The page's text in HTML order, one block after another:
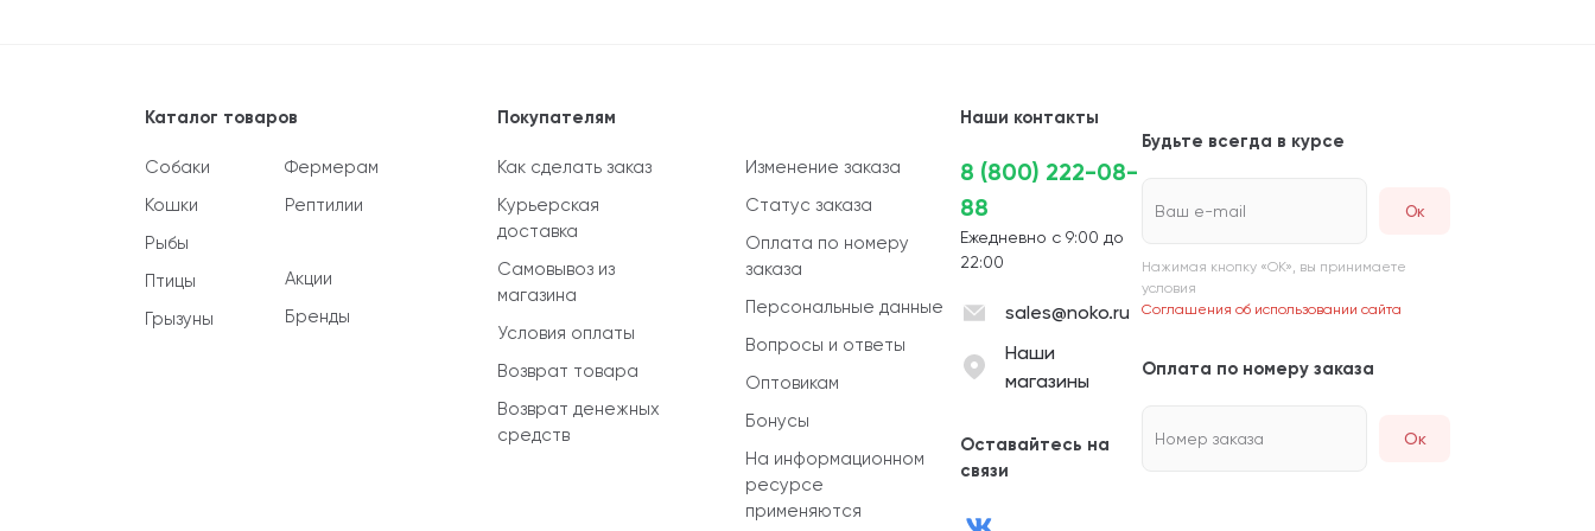
Каталог товаров
Собаки
Кошки
Рыбы
Птицы
Грызуны
Фермерам
Рептилии
Акции
Бренды
Покупателям
Как сделать заказ
Курьерская
доставка
Самовывоз из
магазина
Условия оплаты
Возврат товара
Возврат денежных
средств
Изменение заказа
Статус заказа
Оплата по номеру
заказа
Персональные данные
Вопросы и ответы
Оптовикам
Бонусы
На информационном
ресурсе
применяются
Наши контакты
8 (800) 222-08-
88
Ежедневно с 9:00 до
22:00
sales@noko.ru
Наши
магазины
Оставайтесь на
связи
Будьте всегда в курсе
Ваш e-mail
Нажимая кнопку «ОК», вы принимаете
условия
Соглашения об использовании сайта
Оплата по номеру заказа
Номер заказа Ок